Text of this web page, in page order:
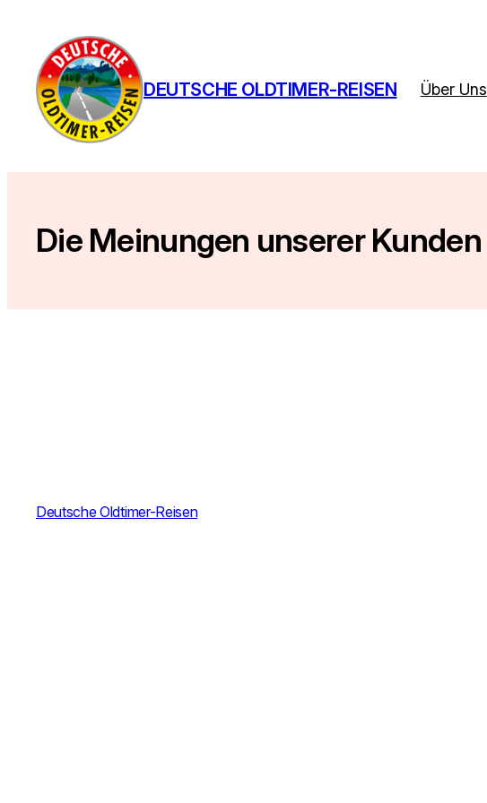
springen
DEUTSCHE OLDTIMER-REISEN Über Uns
Die Meinungen unserer Kunden
Deutsche Oldtimer-Reisen